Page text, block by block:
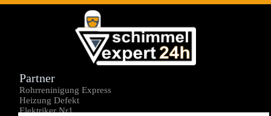
Partner
Rohrreninigung Express
Heizung Defekt
Elektriker Nr1